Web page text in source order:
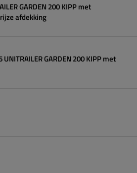
GARDEN 200 KIPP met
afdekking
GARDEN 200 KIPP met